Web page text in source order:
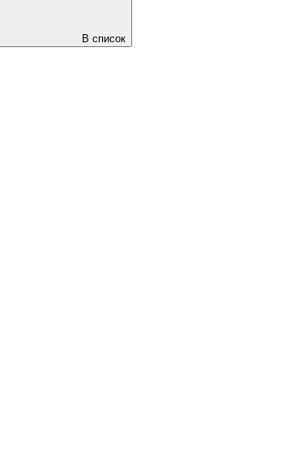
В список